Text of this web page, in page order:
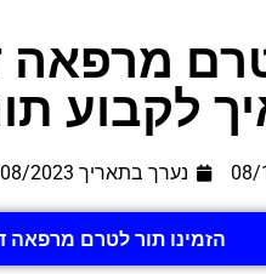
טרם
לקבוע
נערך בתאריך 2023
הזמינו תור לטרם מרפאה